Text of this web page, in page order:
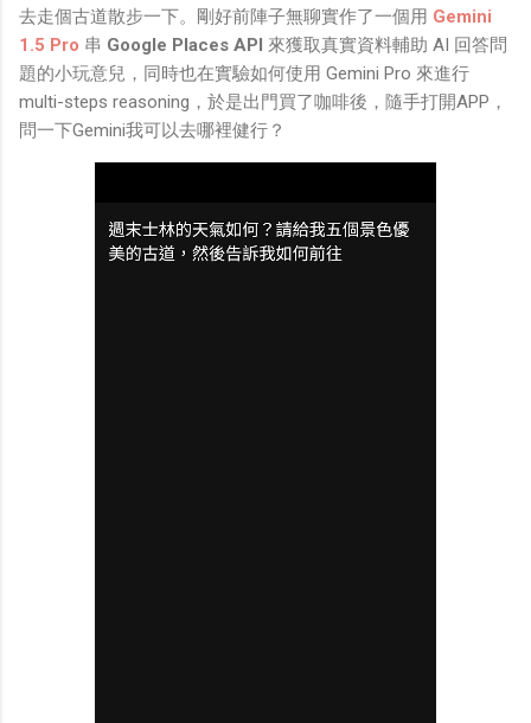
去走個古道散步一下。剛好前陣子無聊實作了一個用 Gemini
1.5 Pro 串 Google Places API 來獲取真實資料輔助 AI 回答問
題的小玩意兒，同時也在實驗如何使用 Gemini Pro 來進行
multi-steps reasoning，於是出門買了咖啡後，隨手打開APP，
問一下Gemini我可以去哪裡健行？